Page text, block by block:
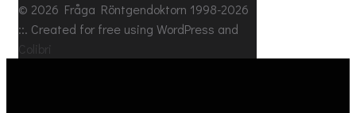
© 2026 Fråga Röntgendoktorn 1998-2026
::. Created for free using WordPress and
Colibri